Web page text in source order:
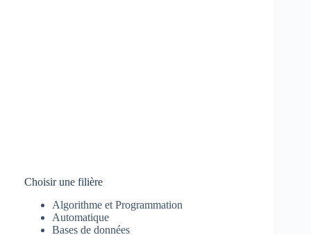
Choisir une filière
Algorithme et Programmation
Automatique
Bases de données